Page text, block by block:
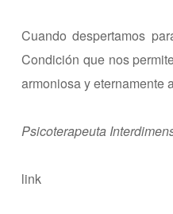
Cuando despertamos
Condición que nos
armoniosa y eternamente
Psicoterapeuta
link